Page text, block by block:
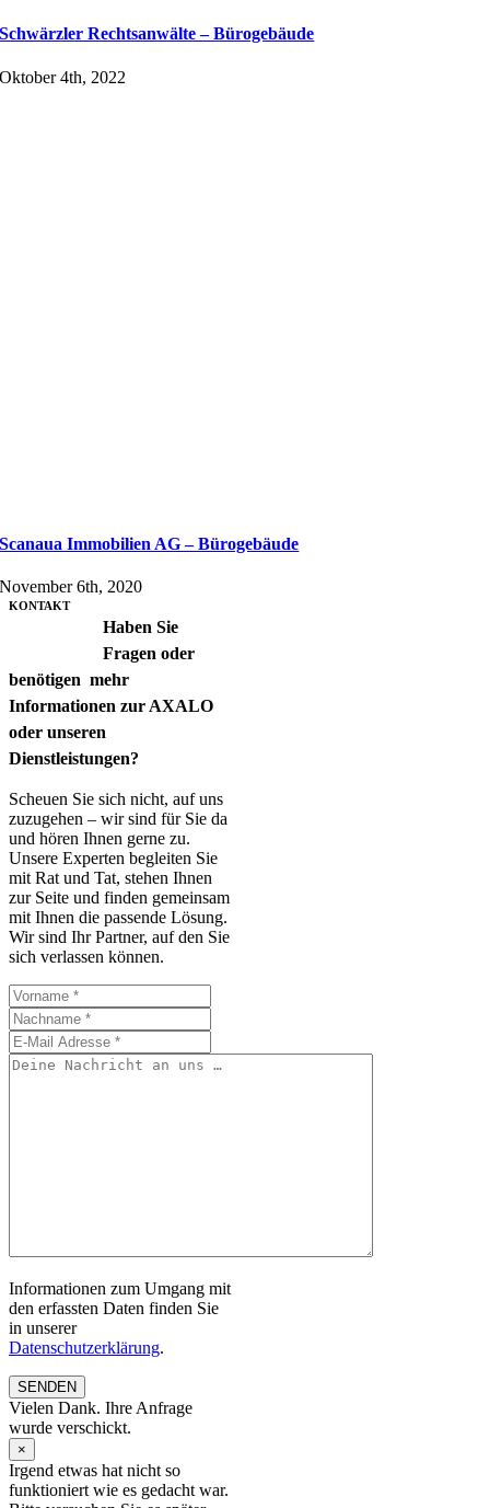
Schwärzler Rechtsanwälte – Bürogebäude
Oktober 4th, 2022
Scanaua Immobilien AG – Bürogebäude
November 6th, 2020
KONTAKT
Haben Sie
Fragen oder
benötigen mehr
Informationen zur AXALO
oder unseren
Dienstleistungen?
Scheuen Sie sich nicht, auf uns
zuzugehen – wir sind für Sie da
und hören Ihnen gerne zu.
Unsere Experten begleiten Sie
mit Rat und Tat, stehen Ihnen
zur Seite und finden gemeinsam
mit Ihnen die passende Lösung.
Wir sind Ihr Partner, auf den Sie
sich verlassen können.
Informationen zum Umgang mit
den erfassten Daten finden Sie
in unserer
Datenschutzerklärung.
SENDEN
Vielen Dank. Ihre Anfrage
wurde verschickt.
×
Irgend etwas hat nicht so
funktioniert wie es gedacht war.